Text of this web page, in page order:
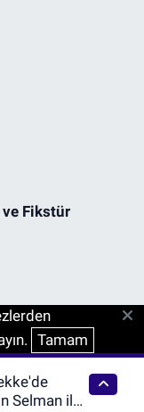
Fikstür
Tamam
Selman ile